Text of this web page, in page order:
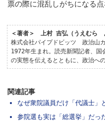
票の際に混乱しがちになる点
＜著者＞ 上村 吉弘（うえむら
株式会社パイプドビッツ 政治山
1972年生まれ。読売新聞記者、
の実態を伝えるとともに、政治へ
関連記事
なぜ衆院議員だけ「代議士」
参院選も実は「総選挙」だっ